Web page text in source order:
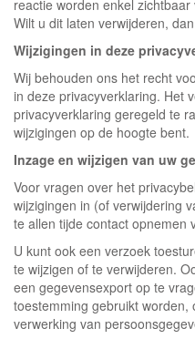
reactie worden enkel
Wilt u dit laten verwijderen,
Wijzigingen in deze
Wij behouden ons het recht
in deze privacyverklaring. Het
privacyverklaring geregeld te
wijzigingen op de hoogte bent.
Inzage en wijzigen van uw
Voor vragen over het
wijzigingen in (of verwijdering
te allen tijde contact opnemen
U kunt ook een verzoek
te wijzigen of te verwijderen.
een gegevensexport op te
toestemming gebruikt
verwerking van